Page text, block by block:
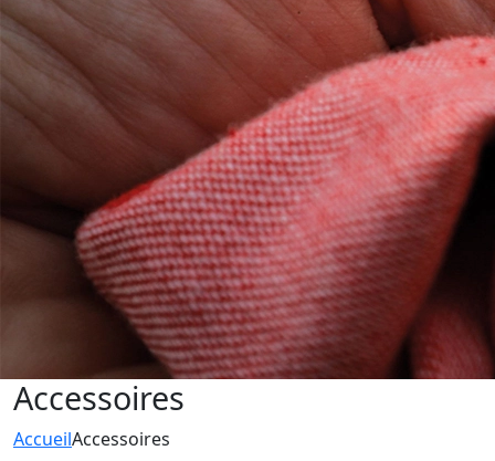
Accessoires
AccueilAccessoires